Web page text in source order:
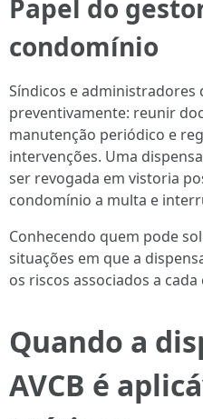
Papel do
condomínio
Síndicos e administradores
preventivamente: reunir
manutenção periódico e
intervenções. Uma
ser revogada em vistoria
condomínio a multa e
Conhecendo quem pode
situações em que a
os riscos associados a cada
Quando a
AVCB é